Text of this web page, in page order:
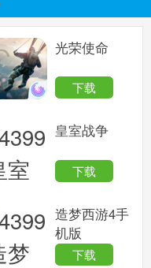
光荣使命
下载
皇室战争
下载
造梦西游4手
机版
下载